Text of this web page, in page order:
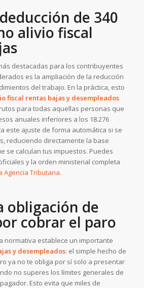
de 340
alivio fiscal
destacadas para los contribuyentes
es la ampliación de la reducción
del trabajo. En la práctica, esto
fiscal rentas bajas y desempleados
para todas aquellas personas que
anuales inferiores a los 18.276
este ajuste de forma automática si se
reduciendo directamente la base
se calculan tus impuestos. Puedes
y la orden ministerial completa
Agencia Tributaria.
obligación de
cobrar el paro
normativa establece un importante
y desempleados: el simple hecho de
ya no te obliga por sí solo a presentar
no superes los límites generales de
Esto evita que miles de